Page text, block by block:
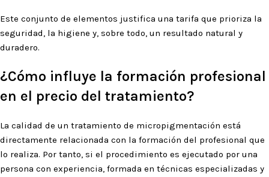
Este conjunto de elementos justifica una tarifa que prioriza la
seguridad, la higiene y, sobre todo, un resultado natural y
duradero.
¿Cómo influye la formación profesional
en el precio del tratamiento?
La calidad de un tratamiento de micropigmentación está
directamente relacionada con la formación del profesional que
lo realiza. Por tanto, si el procedimiento es ejecutado por una
persona con experiencia, formada en técnicas especializadas y